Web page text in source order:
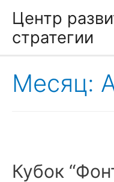
Центр
стратегии
Месяц:
Кубок